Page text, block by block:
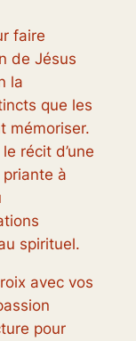
faire
de Jésus
la
que les
mémoriser.
récit d’une
priante à
spirituel.
avec vos
pour